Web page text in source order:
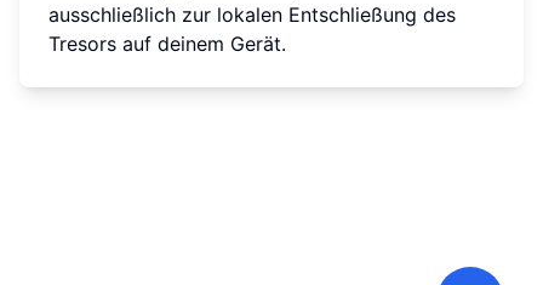
ausschließlich zur lokalen Entschließung des
Tresors auf deinem Gerät.